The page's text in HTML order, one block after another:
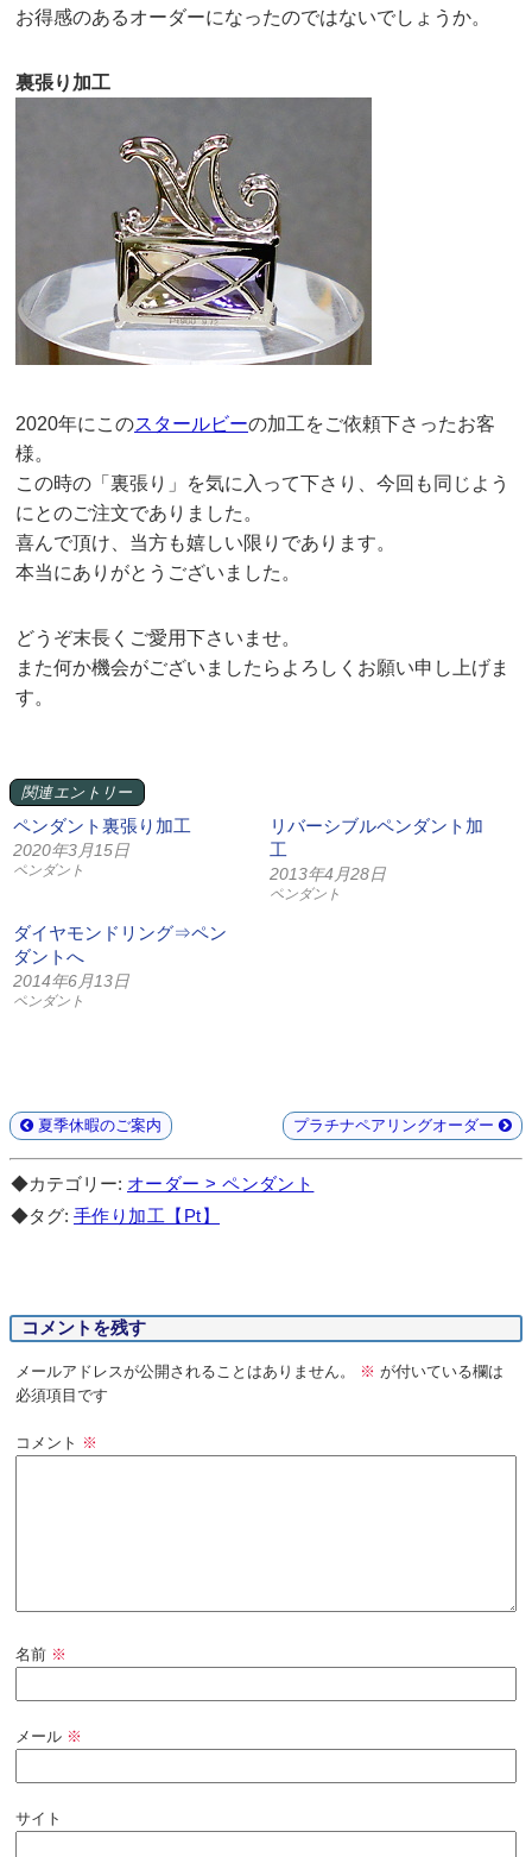
お得感のあるオーダーになったのではないでしょうか。
裏張り加工
2020年にこのスタールビーの加工をご依頼下さったお客
様。
この時の「裏張り」を気に入って下さり、今回も同じよう
にとのご注文でありました。
喜んで頂け、当方も嬉しい限りであります。
本当にありがとうございました。
どうぞ末長くご愛用下さいませ。
また何か機会がございましたらよろしくお願い申し上げま
す。
関連エントリー
ペンダント裏張り加工
2020年3月15日
ペンダント
リバーシブルペンダント加
工
2013年4月28日
ペンダント
ダイヤモンドリング⇒ペン
ダントへ
2014年6月13日
ペンダント
夏季休暇のご案内 プラチナペアリングオーダー
◆カテゴリー: オーダー > ペンダント
◆タグ: 手作り加工【Pt】
コメントを残す
メールアドレスが公開されることはありません。 ※ が付いている欄は
必須項目です
コメント ※
名前 ※
メール ※
サイト